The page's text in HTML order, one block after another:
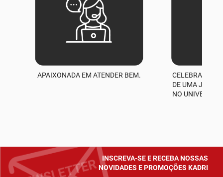
APAIXONADA EM ATENDER BEM.
CELEBRAMOS
DE UMA
NO UNIVERSO
INSCREVA-SE E RECEBA NOSSAS
NOVIDADES E PROMOÇÕES KADRI